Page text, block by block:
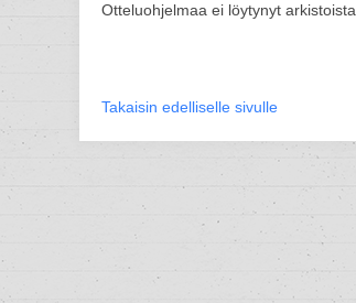
Otteluohjelmaa ei löytynyt arkistoista.
Takaisin edelliselle sivulle